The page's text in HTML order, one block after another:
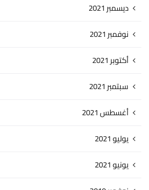
ديسمبر 2021
نوفمبر 2021
أكتوبر 2021
سبتمبر 2021
أغسطس 2021
يوليو 2021
يونيو 2021